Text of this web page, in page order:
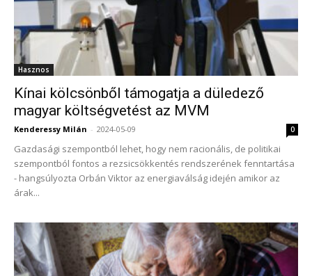
Hasznos
Kínai kölcsönből támogatja a düledező
magyar költségvetést az MVM
Kenderessy Milán - 2024-05-09 0
Gazdasági szempontból lehet, hogy nem racionális, de politikai
szempontból fontos a rezsicsökkentés rendszerének fenntartása
- hangsúlyozta Orbán Viktor az energiaválság idején amikor az
árak...